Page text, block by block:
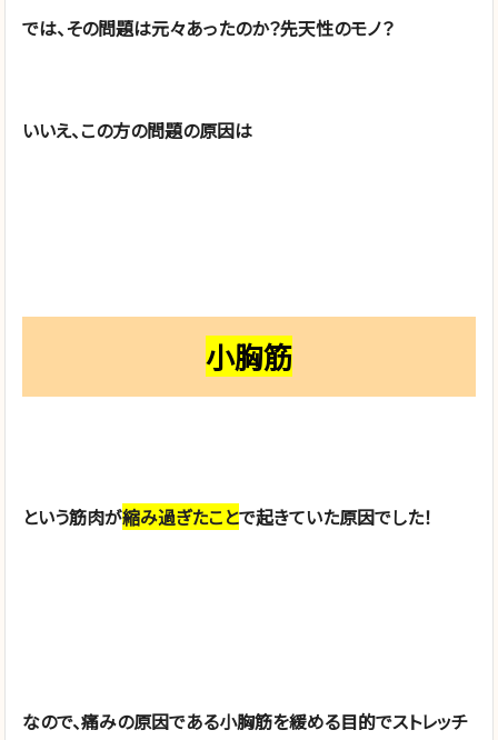
では、その問題は元々あったのか？先天性のモノ？
いいえ、この方の問題の原因は
小胸筋
という筋肉が縮み過ぎたことで起きていた原因でした！
なので、痛みの原因である小胸筋を緩める目的でストレッチ